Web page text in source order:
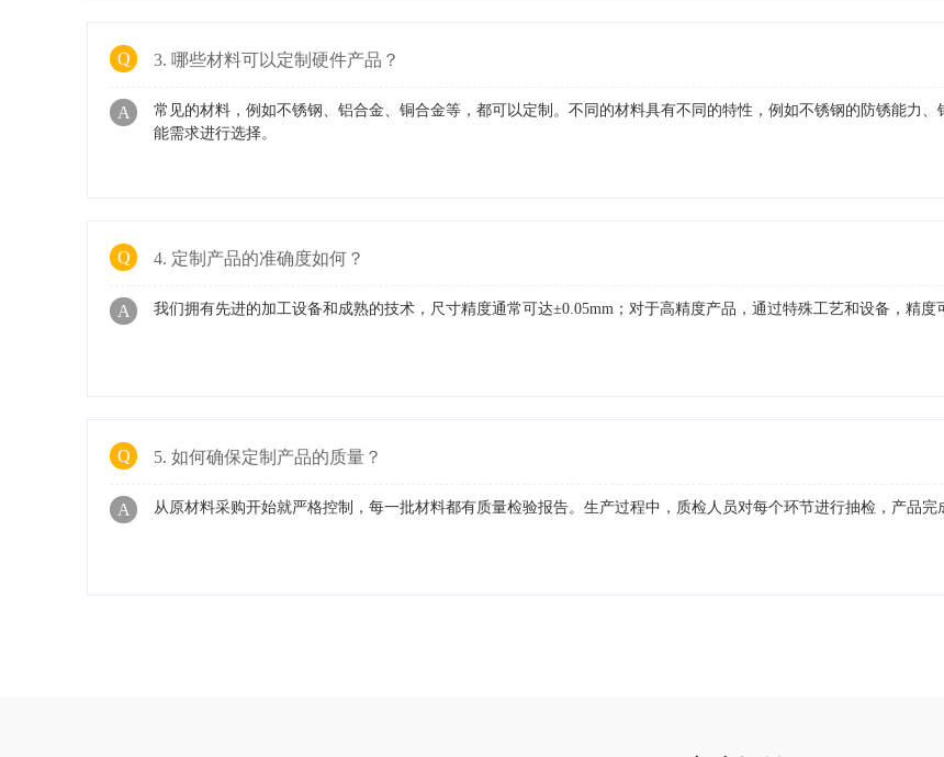
Q 3. 哪些材料可以定制硬件产品？
A
常见的材料，例如不锈钢、铝合金、铜合金等，都可以定制。不同的材料具有不同的特性，例如不锈钢的防锈能力
能需求进行选择。
Q 4. 定制产品的准确度如何？
A 我们拥有先进的加工设备和成熟的技术，尺寸精度通常可达±0.05mm；对于高精度产品，通过特殊工艺和设备，精度
Q 5. 如何确保定制产品的质量？
A 从原材料采购开始就严格控制，每一批材料都有质量检验报告。生产过程中，质检人员对每个环节进行抽检，产品